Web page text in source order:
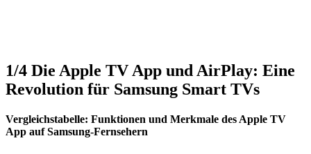
1/4 Die Apple TV App und AirPlay: Eine
Revolution für Samsung Smart TVs
Vergleichstabelle: Funktionen und Merkmale des Apple TV
App auf Samsung-Fernsehern